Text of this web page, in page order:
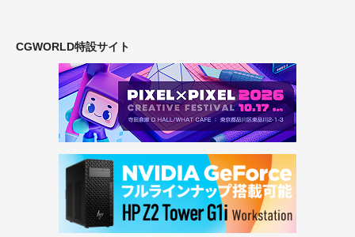
CGWORLD特設サイト